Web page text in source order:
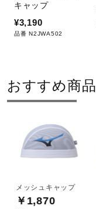
キャップ
¥3,190
品番 N2JWA502
おすすめ商品
メッシュキャップ
￥1,870